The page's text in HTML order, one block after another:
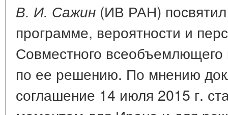
В. И. Сажин (ИВ РАН)
программе, вероятности и
Совместного
по ее решению. По мнению
соглашение 14 июля 2015 г.